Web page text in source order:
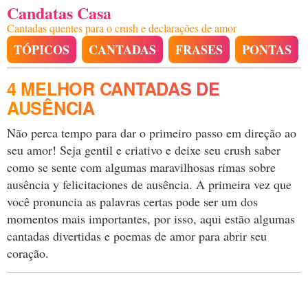
Candatas Casa
Cantadas quentes para o crush e declarações de amor
TÓPICOS CANTADAS FRASES PONTAS
4 MELHOR CANTADAS DE
AUSÊNCIA
Não perca tempo para dar o primeiro passo em direção ao
seu amor! Seja gentil e criativo e deixe seu crush saber
como se sente com algumas maravilhosas rimas sobre
ausência y felicitaciones de ausência. A primeira vez que
você pronuncia as palavras certas pode ser um dos
momentos mais importantes, por isso, aqui estão algumas
cantadas divertidas e poemas de amor para abrir seu
coração.